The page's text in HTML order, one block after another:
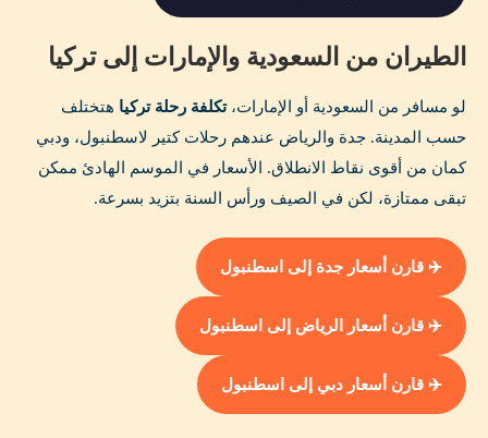
الطيران من السعودية والإمارات إلى تركيا
لو مسافر من السعودية أو الإمارات،تكلفة رحلة تركيا هتختلف
حسب المدينة. جدة والرياض عندهم رحلات كتير لاسطنبول، ودبي
كمان من أقوى نقاط الانطلاق. الأسعار في الموسم الهادئ ممكن
تبقى ممتازة، لكن في الصيف ورأس السنة بتزيد بسرعة.
✈️ قارن أسعار جدة إلى اسطنبول
✈️ قارن أسعار الرياض إلى اسطنبول
✈️ قارن أسعار دبي إلى اسطنبول